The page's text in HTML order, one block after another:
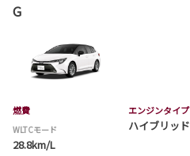
G
燃費
WLTCモード
28.8km/L
エンジンタイプ
ハイブリッド